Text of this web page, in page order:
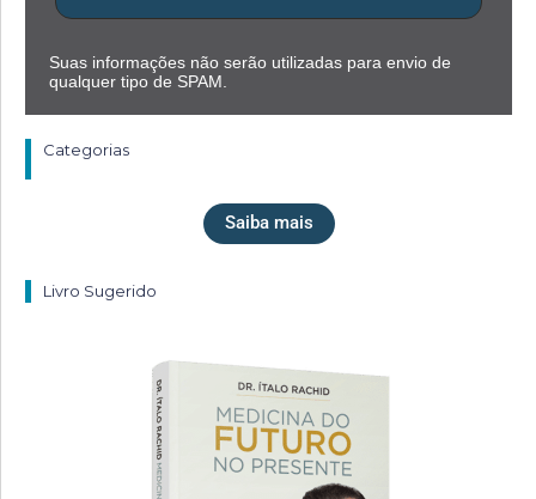
Suas informações não serão utilizadas para envio de
qualquer tipo de SPAM.
Categorias
Saiba mais
Livro Sugerido